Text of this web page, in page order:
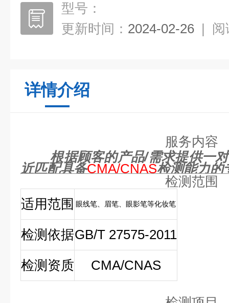
型号：
更新时间： 2024-02-26 | 阅
详情介绍
服务内容
根据顾客的产品/需求提供一
近匹配具备CMA/CNAS检测能力的
检测范围
适用范围 眼线笔、眉笔、眼影笔等化妆笔
检测依据GB/T 27575-2011
检测资质
CMA/CNAS